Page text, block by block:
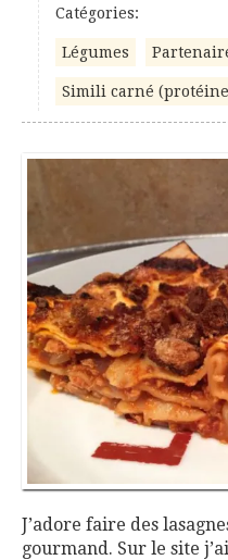
Catégories:
Légumes
Simili carné
J’adore faire des
gourmand. Sur le site